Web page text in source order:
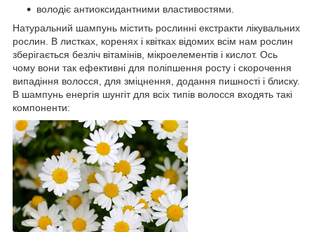
володіє антиоксидантними властивостями.
Натуральний шампунь містить рослинні екстракти лікувальних
рослин. В листках, коренях і квітках відомих всім нам рослин
зберігається безліч вітамінів, мікроелементів і кислот. Ось
чому вони так ефективні для поліпшення росту і скорочення
випадіння волосся, для зміцнення, додання пишності і блиску.
В шампунь енергія шунгіт для всіх типів волосся входять такі
компоненти: